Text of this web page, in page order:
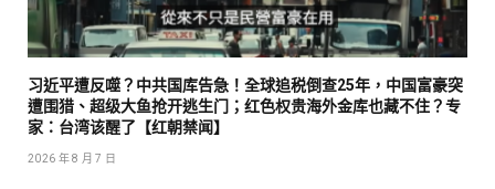
习近平遭反噬？中共国库告急！全球追税倒查25年，中国富豪突
遭围猎、超级大鱼抢开逃生门；红色权贵海外金库也藏不住？专
家：台湾该醒了【红朝禁闻】
2026 年 8 月 7 日